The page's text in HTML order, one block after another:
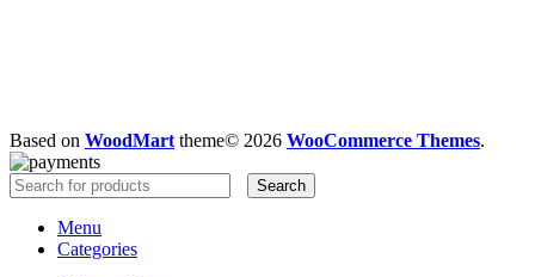
på
varesiden
Based on WoodMart theme© 2026 WooCommerce Themes.
Search
Menu
Categories